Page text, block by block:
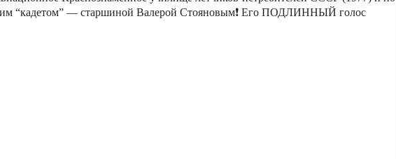
“кадетом” — старшиной Валерой Стояновым❗️ Его ПОДЛИННЫЙ голос